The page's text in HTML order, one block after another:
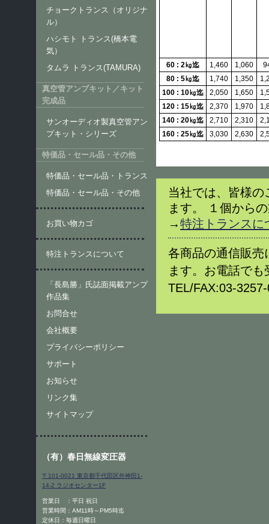
60 : 2㎏迄 1,460 1,060
80 : 5㎏迄
1,740 1,350
100 : 10㎏迄
2,050 1,650
120 : 15㎏迄
2,370 1,970
140 : 20㎏迄
2,710 2,310
160 : 25㎏迄
3,030 2,630
当社では、皆様
ます。 １個から
→特注トランスに
各商品の通信販売
ます。お電話で
TEL/FAX:03-
チョークトランス（オリジナ
ル）
ハシモト トランス(橋本電
気）
タムラ トランス(TAMURA)
真空管アンプキット／キット
完成品
サンオーディオ製真空管アン
プキット・シリーズ
特価品・セール品・その他
特価品・セール品・トランス
特価品・セール品・その他
お買い物カゴ
特注トランスについて
「長島勝」氏誌面掲載アンプ
作品集
お問合せ
会社概要
プライバシーポリシー
サポート
お知らせ
リンク集
サイトマップ
（有）春日無線変圧器
〒101-0021 東京都千代田区外神田1-
14-2 ラジオセンター1F
営業日 ：平日 祝日
営業時間：AM11時～PM5時迄
定休日：毎週日曜日